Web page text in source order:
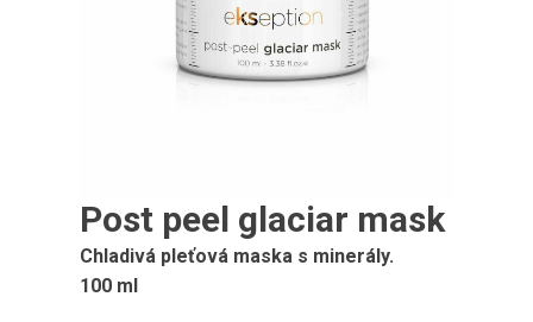
Post peel glaciar mask
Chladivá pleťová maska ​​s minerály.
100 ml